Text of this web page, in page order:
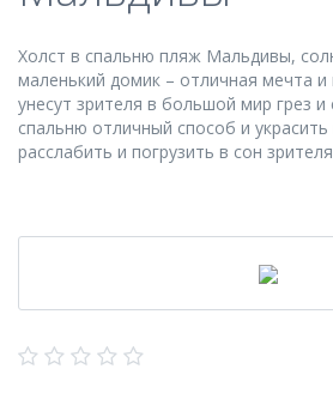
Холст в спальню пляж Мальдивы,
маленький домик – отличная мечта
унесут зрителя в большой мир грез и
спальню отличный способ и
расслабить и погрузить в сон